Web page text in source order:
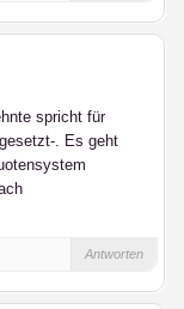
spricht für
. Es geht
Antworten